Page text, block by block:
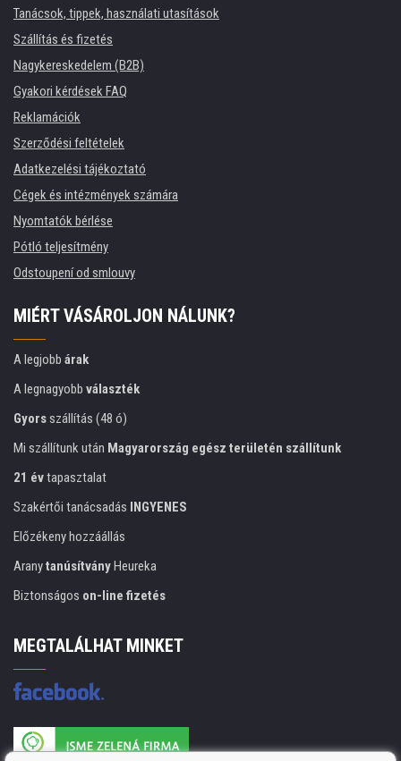
Tanácsok, tippek, használati utasítások
Szállítás és fizetés
Nagykereskedelem (B2B)
Gyakori kérdések FAQ
Reklamációk
Szerződési feltételek
Adatkezelési tájékoztató
Cégek és intézmények számára
Nyomtatók bérlése
Pótló teljesítmény
Odstoupení od smlouvy
MIÉRT VÁSÁROLJON NÁLUNK?
A legjobb árak
A legnagyobb választék
Gyorsszállítás (48 ó)
Mi szállítunk után Magyarország egész területén szállítunk
21 évtapasztalat
Szakértői tanácsadás INGYENES
Előzékeny hozzáállás
AranytanúsítványHeureka
Biztonságos on-line fizetés
MEGTALÁLHAT MINKET